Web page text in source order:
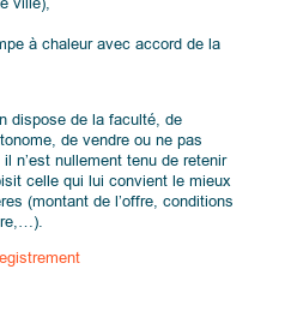
à chaleur avec accord de la
dispose de la faculté, de
de vendre ou ne pas
n’est nullement tenu de retenir
celle qui lui convient le mieux
(montant de l’offre, conditions